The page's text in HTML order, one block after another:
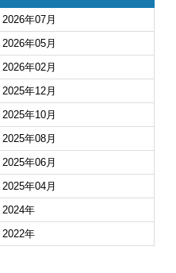
2026年07月
2026年05月
2026年02月
2025年12月
2025年10月
2025年08月
2025年06月
2025年04月
2024年
2022年